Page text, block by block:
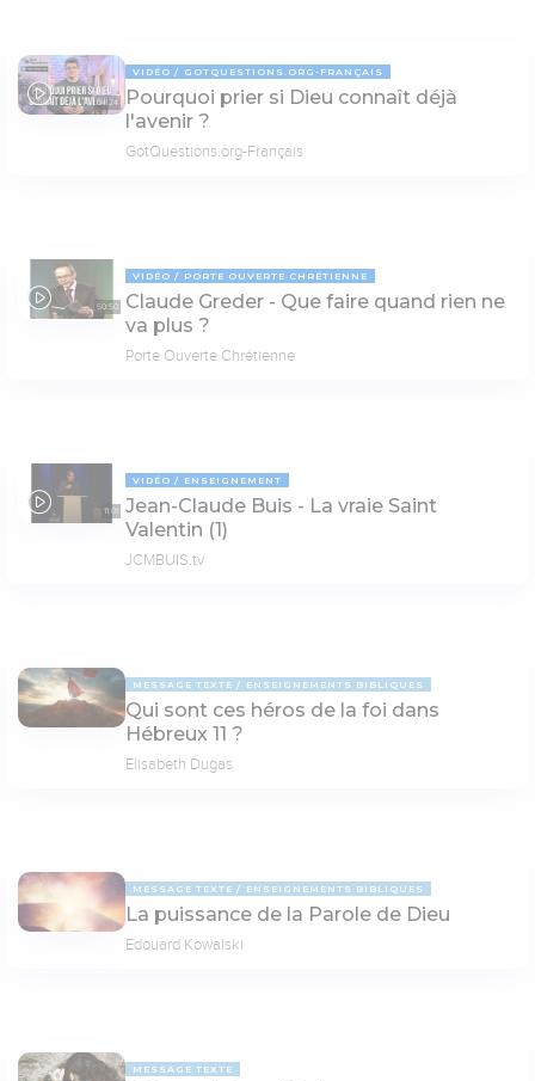
04:24
VIDÉO GOTQUESTIONS.ORG-FRANÇAIS
Pourquoi prier si Dieu connaît déjà
l'avenir ?
GotQuestions.org-Français
50:50
VIDÉO PORTE OUVERTE CHRÉTIENNE
Claude Greder - Que faire quand rien ne
va plus ?
Porte Ouverte Chrétienne
11:01
VIDÉO ENSEIGNEMENT
Jean-Claude Buis - La vraie Saint
Valentin (1)
JCMBUIS.tv
MESSAGE TEXTE ENSEIGNEMENTS BIBLIQUES
Qui sont ces héros de la foi dans
Hébreux 11 ?
Elisabeth Dugas
MESSAGE TEXTE ENSEIGNEMENTS BIBLIQUES
La puissance de la Parole de Dieu
Edouard Kowalski
MESSAGE TEXTE